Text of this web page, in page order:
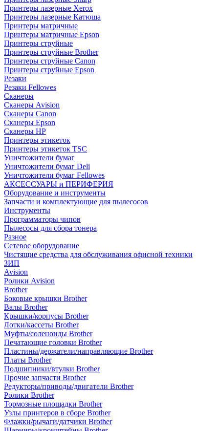
Принтеры лазерные Xerox
Принтеры лазерные Катюша
Принтеры матричные
Принтеры матричные Epson
Принтеры струйные
Принтеры струйные Brother
Принтеры струйные Canon
Принтеры струйные Epson
Резаки
Резаки Fellowes
Сканеры
Сканеры Avision
Сканеры Canon
Сканеры Epson
Сканеры HP
Принтеры этикеток
Принтеры этикеток TSC
Уничтожители бумаг
Уничтожители бумаг Deli
Уничтожители бумаг Fellowes
АКСЕССУАРЫ и ПЕРИФЕРИЯ
Оборудование и инструменты
Запчасти и комплектующие для пылесосов
Инструменты
Программаторы чипов
Пылесосы для сбора тонера
Разное
Сетевое оборудование
Чистящие средства для обслуживания офисной техники
ЗИП
Avision
Ролики Avision
Brother
Боковые крышки Brother
Валы Brother
Крышки/корпусы Brother
Лотки/кассеты Brother
Муфты/соленоиды Brother
Печатающие головки Brother
Пластины/держатели/направляющие Brother
Платы Brother
Подшипники/втулки Brother
Прочие запчасти Brother
Редукторы/приводы/двигатели Brother
Ролики Brother
Тормозные площадки Brother
Узлы принтеров в сборе Brother
Флажки/рычаги/датчики Brother